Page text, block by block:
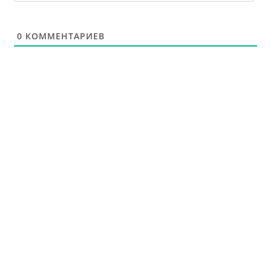
0 КОММЕНТАРИЕВ